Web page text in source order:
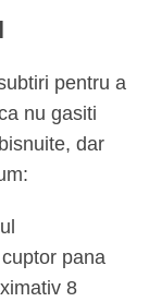
pentru a
nu gasiti
dar
pana
8